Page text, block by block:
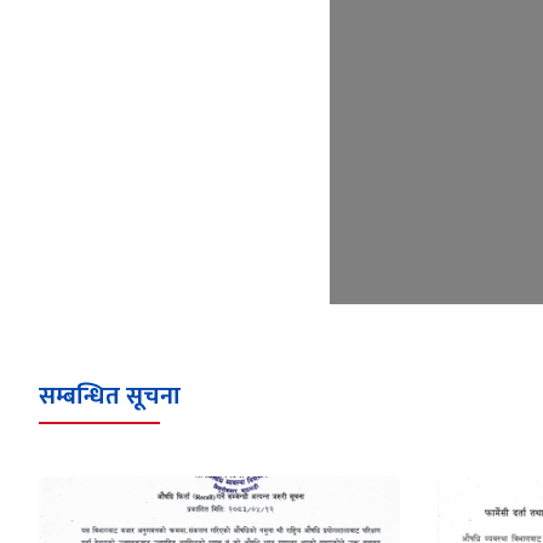
सम्बन्धित सूचना